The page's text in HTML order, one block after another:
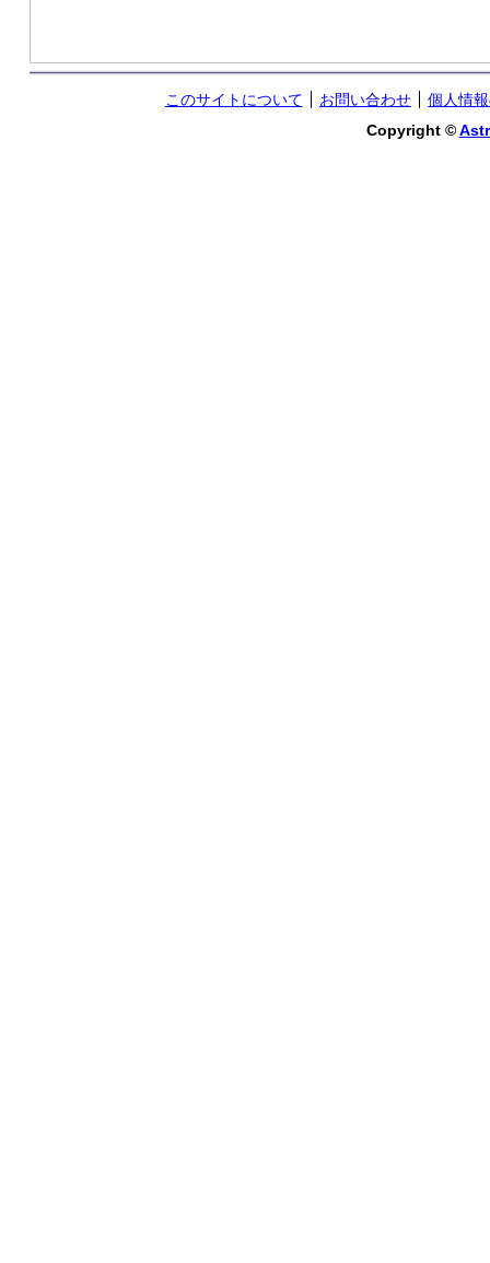
このサイトについて お問い合わせ
個人情
Copyright ©